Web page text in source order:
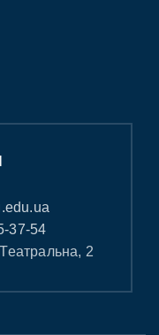
37-54
2